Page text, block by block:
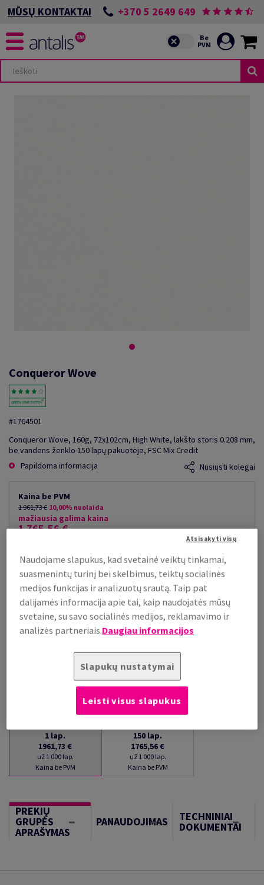
MŪSŲ KONTAKTAI +370 5 2649 649
Conqueror Wove
#1764501
Conqueror Wove, 160g, 72x102cm, High White, lakšto storis 0.208 mm,
be vandens ženklo 150 lapų pakuotėje, FSC Mix Credit
Papildoma informacija
Nusiųsti kolegai
Kaina be PVM
1 961,73 € 10,00% nuolaida
mažiausia galima kaina
1 765,56 €
PRISTATYMAS APYTIKSLIAI PER 16 DIENAS (-Ų)
(NEGRĄŽINAMA PREKĖ)
Kiekių palyginimas
lap.
1 lap.
1961,73 €
už 1 000 lap.
Kaina be PVM
150 lap.
1765,56 €
už 1 000 lap.
Kaina be PVM
PREKIŲ
GRUPĖS
APRAŠYMAS
PANAUDOJIMAS TECHNINIAI
DOKUMENTAI
Naudojame slapukus, kad svetainė veiktų tinkamai,
suasmenintų turinį bei skelbimus, teiktų socialinės
medijos funkcijas ir analizuotų srautą. Taip pat
dalijamės informacija apie tai, kaip naudojatės mūsų
svetaine, su savo socialinės medijos, reklamavimo ir
analizės partneriais.Daugiau informacijos
Slapukų nustatymai
Atsisakyti visų
Leisti visus slapukus